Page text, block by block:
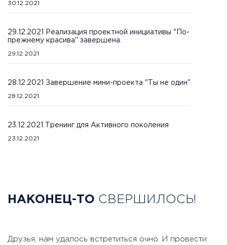
30.12.2021
29.12.2021 Реализация проектной инициативы "По-
прежнему красива" завершена.
29.12.2021
28.12.2021 Завершение мини-проекта "Ты не один"
28.12.2021
23.12.2021 Тренинг для Активного поколения
23.12.2021
НАКОНЕЦ-ТО СВЕРШИЛОСЬ!
Друзья, нам удалось встретиться очно. И провести